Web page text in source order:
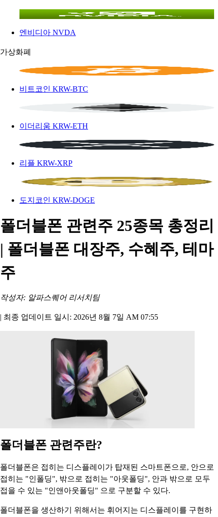
엔비디아 NVDA
가상화폐
비트코인 KRW-BTC
이더리움 KRW-ETH
리플 KRW-XRP
도지코인 KRW-DOGE
폴더블폰 관련주 25종목 총정리
| 폴더블폰 대장주, 수혜주, 테마
주
작성자: 알파스퀘어 리서치팀
| 최종 업데이트 일시: 2026년 8월 7일 AM 07:55
폴더블폰 관련주란?
폴더블폰은 접히는 디스플레이가 탑재된 스마트폰으로, 안으로
접히는 "인폴딩", 밖으로 접히는 "아웃폴딩", 안과 밖으로 모두
접을 수 있는 "인앤아웃폴딩" 으로 구분할 수 있다.
폴더블폰을 생산하기 위해서는 휘어지는 디스플레이를 구현하